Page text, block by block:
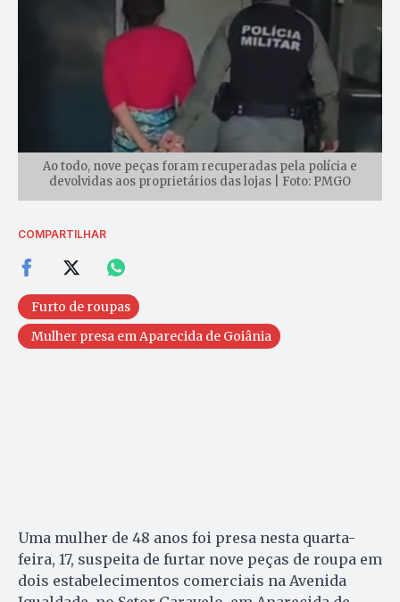
Ao todo, nove peças foram recuperadas pela polícia e
devolvidas aos proprietários das lojas | Foto: PMGO
COMPARTILHAR
Furto de roupas
Mulher presa em Aparecida de Goiânia
Uma mulher de 48 anos foi presa nesta quarta-
feira, 17, suspeita de furtar nove peças de roupa em
dois estabelecimentos comerciais na Avenida